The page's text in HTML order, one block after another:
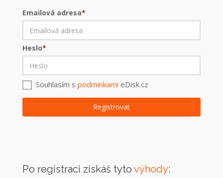
Emailová adresa*
Heslo*
Souhlasím s podmínkami eDisk.cz
Po registraci získáš tyto výhody: